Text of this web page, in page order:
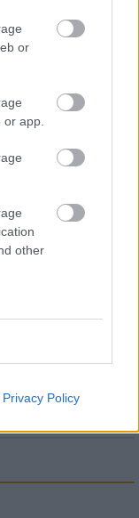
or
app.
other
Privacy Policy
az